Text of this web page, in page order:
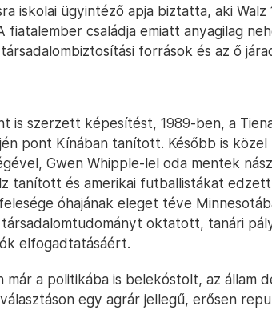
iskolai ügyintéző apja biztatta, aki
fiatalember családja emiatt anyagilag
források és az ő
is szerzett képesítést, 1989-ben, a
pont Kínában tanított. Később is
Gwen Whipple-lel oda mentek
tanított és amerikai futballistákat
óhajának eleget téve
oktatott, tanári
elfogadtatásáért.
már a politikába is belekóstolt, az állam
egy agrár jellegű, erősen